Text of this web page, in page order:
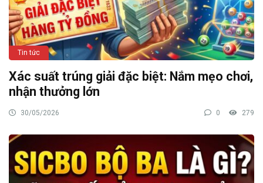
Tin tức
Xác suất trúng giải đặc biệt: Nắm mẹo chơi,
nhận thưởng lớn
30/05/2026 0 279